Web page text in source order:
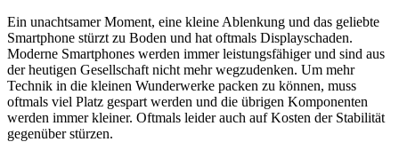
Ein unachtsamer Moment, eine kleine Ablenkung und das geliebte
Smartphone stürzt zu Boden und hat oftmals Displayschaden.
Moderne Smartphones werden immer leistungsfähiger und sind aus
der heutigen Gesellschaft nicht mehr wegzudenken. Um mehr
Technik in die kleinen Wunderwerke packen zu können, muss
oftmals viel Platz gespart werden und die übrigen Komponenten
werden immer kleiner. Oftmals leider auch auf Kosten der Stabilität
gegenüber stürzen.